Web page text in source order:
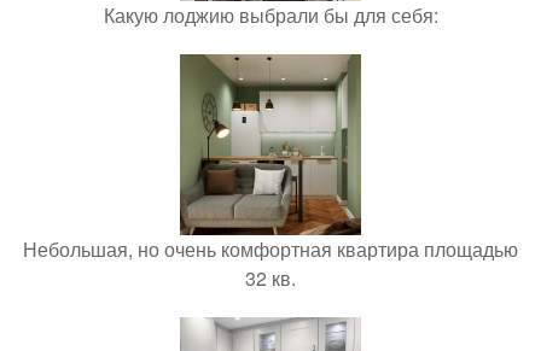
Какую лоджию выбрали бы для себя:
Небольшая, но очень комфортная квартира площадью
32 кв.